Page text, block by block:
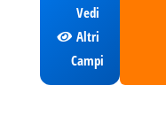
Vedi
Altri
Campi